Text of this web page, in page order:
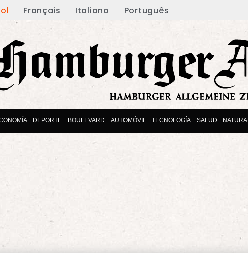
Français Italiano Português
DEPORTE BOULEVARD AUTOMÓVIL TECNOLOGÍA SALUD NATURA